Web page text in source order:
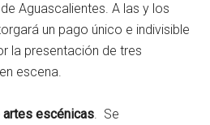
Aguascalientes. A las y los
un pago único e indivisible
la presentación de tres
escena.
artes escénicas. Se